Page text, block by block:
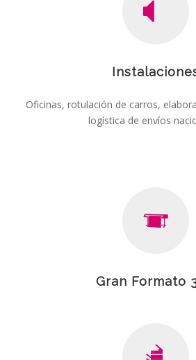
Oficinas, rotulación de carros,
logística de envíos
Gran Formato